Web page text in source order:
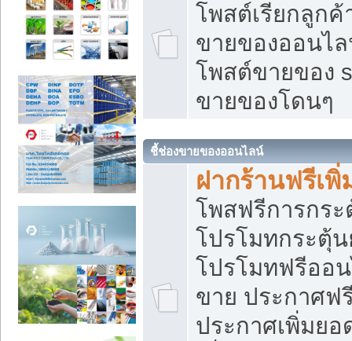
โพสต์เรียกลูกค้
ขายของออนไ
โพสต์ขายของ
ขายของโดนๆ
ชี้ช่องขายของออนไลน์
ฝากร้านฟรีเ
โพสฟรีการกร
โปรโมทกระตุ้
โปรโมทฟรีออ
ขาย ประกาศฟ
ประกาศเพิ่มย